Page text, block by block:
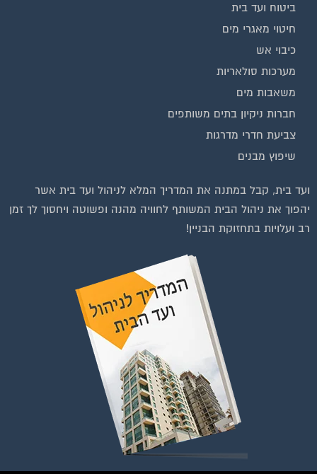
ביטוח ועד בית
חיטוי מאגרי מים
כיבוי אש
מערכות סולאריות
משאבות מים
חברות ניקיון בתים משותפים
צביעת חדרי מדרגות
שיפוץ מבנים
ועד בית, קבל במתנה את המדריך המלא לניהול ועד בית אשר
יהפוך את ניהול הבית המשותף לחוויה מהנה ופשוטה ויחסוך לך זמן
רב ועלויות בתחזוקת הבניין!
הצטרפו עכשיו לקבוצת
הפייסבוק הגדולה בישראל
הנותנת מענה לבעיות
הדיור בבית המשותף!!!
להצטרפות לחצו על התמונה או על הכפתור ושלחו בקשת הצטרפות בדף
הקבוצה
לחץ למעבר לקבוצה